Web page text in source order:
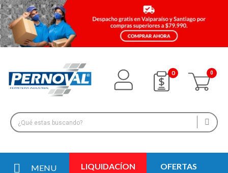
0
MENU LIQUIDACÍON OFERTAS